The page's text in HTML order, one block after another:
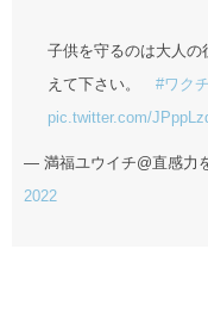
子供を守るのは大人
えて下さい。 #ワク
pic.twitter.com/
— 満福ユウイチ@直感力
2022